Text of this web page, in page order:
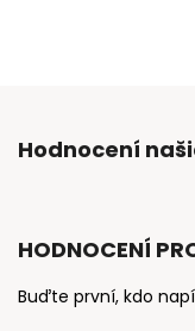
Hodnocení
HODNOCENÍ
Buďte první, kdo